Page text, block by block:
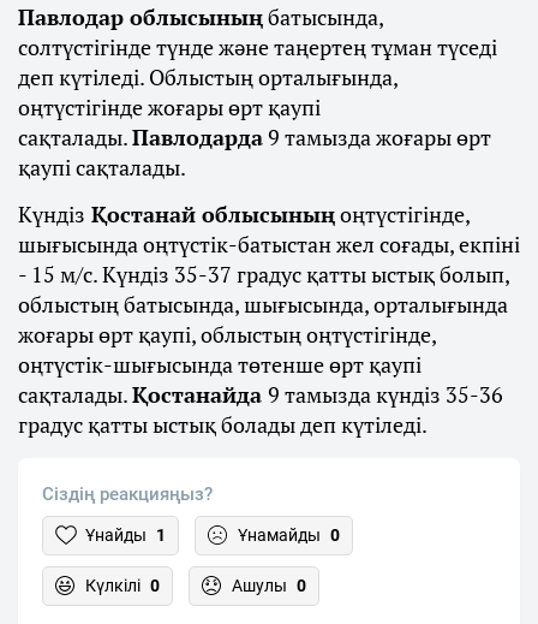
Павлодар облысыныңбатысында,
солтүстігінде түнде және таңертең тұман түседі
деп күтіледі. Облыстың орталығында,
оңтүстігінде жоғары өрт қаупі
сақталады.Павлодарда9 тамызда жоғары өрт
қаупі сақталады.
Күндіз Қостанай облысыныңоңтүстігінде,
шығысында оңтүстік-батыстан жел соғады, екпіні
- 15 м/с. Күндіз 35-37 градус қатты ыстық болып,
облыстың батысында, шығысында, орталығында
жоғары өрт қаупі, облыстың оңтүстігінде,
оңтүстік-шығысында төтенше өрт қаупі
сақталады.Қостанайда 9 тамызда күндіз 35-36
градус қатты ыстық болады деп күтіледі.
Сіздің реакцияңыз?
Ұнайды 1 Ұнамайды 0
Күлкілі 0 Ашулы 0